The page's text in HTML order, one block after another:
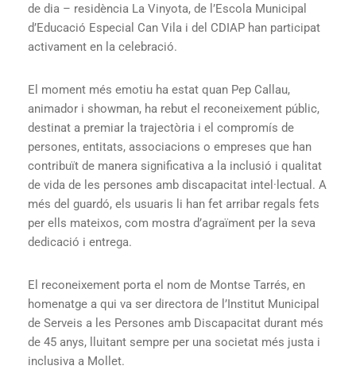
de dia – residència La Vinyota, de l’Escola Municipal
d’Educació Especial Can Vila i del CDIAP han participat
activament en la celebració.
El moment més emotiu ha estat quan Pep Callau,
animador i showman, ha rebut el reconeixement públic,
destinat a premiar la trajectòria i el compromís de
persones, entitats, associacions o empreses que han
contribuït de manera significativa a la inclusió i qualitat
de vida de les persones amb discapacitat intel·lectual. A
més del guardó, els usuaris li han fet arribar regals fets
per ells mateixos, com mostra d’agraïment per la seva
dedicació i entrega.
El reconeixement porta el nom de Montse Tarrés, en
homenatge a qui va ser directora de l’Institut Municipal
de Serveis a les Persones amb Discapacitat durant més
de 45 anys, lluitant sempre per una societat més justa i
inclusiva a Mollet.